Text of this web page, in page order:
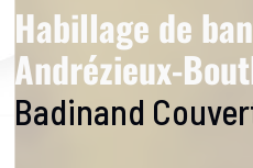
Habillage de
Andrézieux-
Badinand